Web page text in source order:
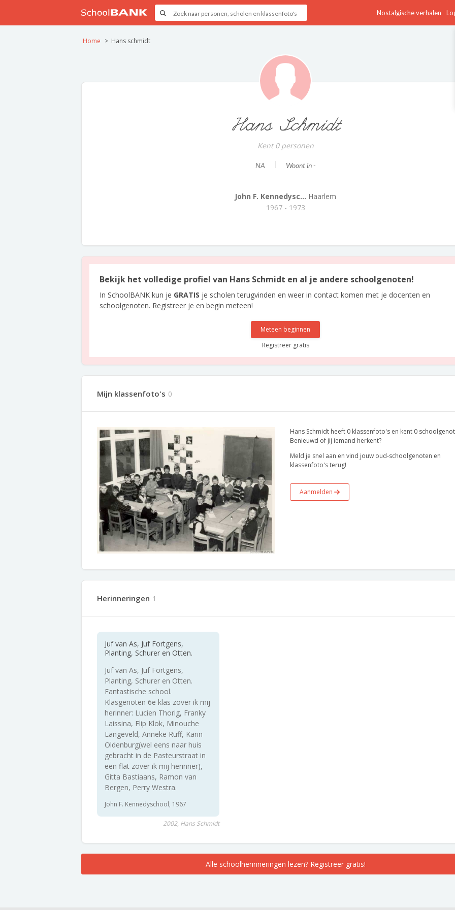
Nostalgische verhalen
Home Hans schmidt
Hans Schmidt
Kent 0 personen
NA Woont in -
John F. Kennedysc... Haarlem
1967 - 1973
Bekijk het volledige profiel van Hans Schmidt en al je andere schoolgenoten!
In SchoolBANK kun je GRATIS je scholen terugvinden en weer in contact komen met je docenten en
schoolgenoten. Registreer je en begin meteen!
Meteen beginnen
Registreer gratis
Mijn klassenfoto's 0
Hans Schmidt heeft 0 klassenfoto's en kent 0
Benieuwd of jij iemand herkent?
Meld je snel aan en vind jouw oud-schoolgenoten en
klassenfoto's terug!
Aanmelden
Herinneringen 1
Juf van As, Juf Fortgens,
Planting, Schurer en Otten.
Juf van As, Juf Fortgens,
Planting, Schurer en Otten.
Fantastische school.
Klasgenoten 6e klas zover ik mij
herinner: Lucien Thorig, Franky
Laissina, Flip Klok, Minouche
Langeveld, Anneke Ruff, Karin
Oldenburg(wel eens naar huis
gebracht in de Pasteurstraat in
een flat zover ik mij herinner),
Gitta Bastiaans, Ramon van
Bergen, Perry Westra.
John F. Kennedyschool, 1967
2002, Hans Schmidt
Alle schoolherinneringen lezen? Registreer gratis!